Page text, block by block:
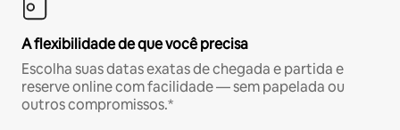
A flexibilidade de que você precisa
Escolha suas datas exatas de chegada e partida e
reserve online com facilidade — sem papelada ou
outros compromissos.*